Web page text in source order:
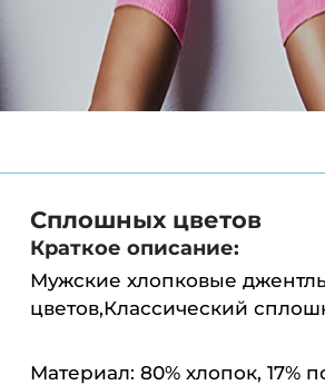
Сплошных цветов
Краткое описание:
Мужские хлопковые
цветов,Классический
Материал: 80% хлопок, 17%